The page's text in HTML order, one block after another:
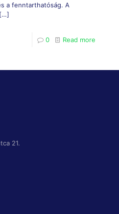
a fenntarthatóság. A
[…]
0 Read more
21.